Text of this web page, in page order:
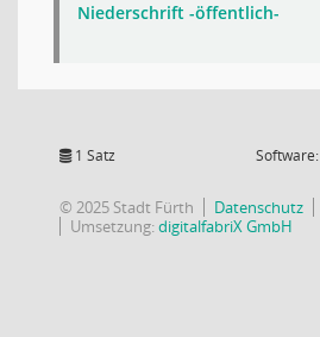
Niederschrift -öffentlich-
1 Satz Software:
© 2025 Stadt Fürth Datenschutz
Umsetzung:digitalfabriX GmbH